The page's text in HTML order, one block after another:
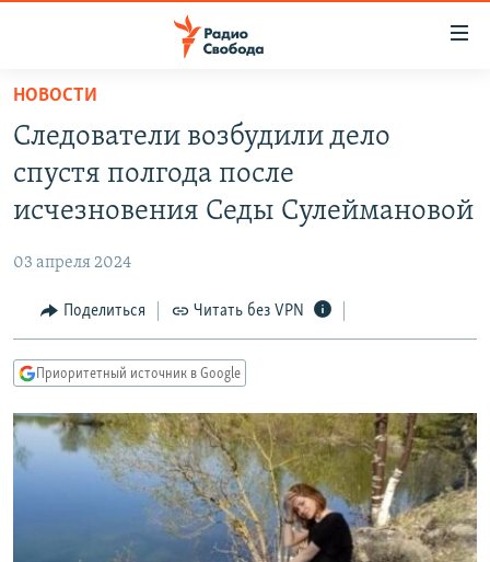
упрощенного
доступа
основному
Вернутся
Вернутся
поиску
ПОДКАСТЫ
АВТОРСКИЕ ПРОЕКТЫ
МНЕНИЯ
КУЛЬТУРА
КАВКАЗ.РЕАЛИИ
СЕВЕР.РЕАЛИИ
СИБИРЬ.РЕАЛИИ
РАСПИСАНИЕ ВЕЩАНИЯ
ПОДПИШИТЕСЬ НА РАССЫЛКУ
НОВОСТИ
Следователи возбудили дело
спустя полгода после
исчезновения Седы Сулеймановой
03 апреля 2024
Поделиться Читать без VPN
Приоритетный источник в Google